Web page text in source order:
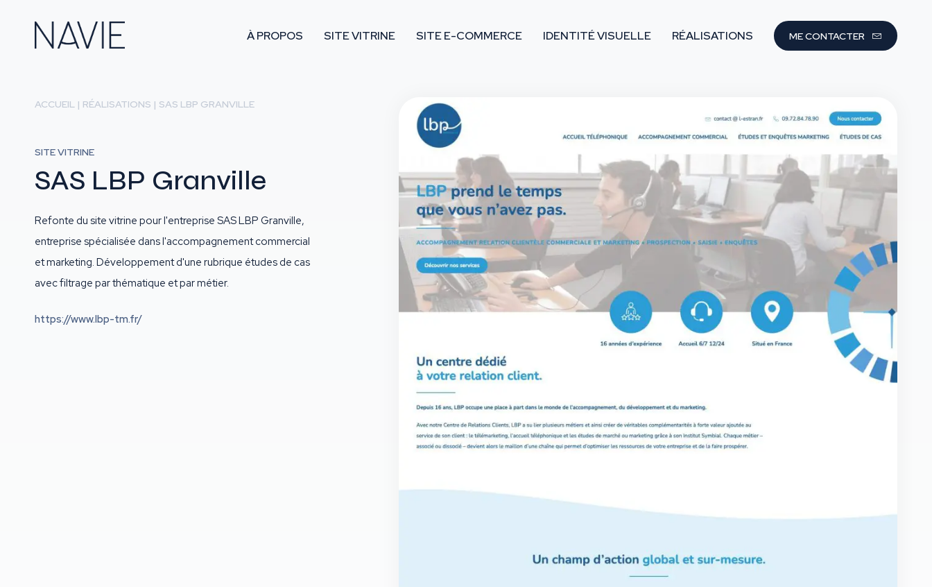
À PROPOS SITE VITRINE SITE E-COMMERCE IDENTITÉ VISUELLE RÉALISATIONS ME CONTACTER
ACCUEIL | RÉALISATIONS | SAS LBP GRANVILLE
SITE VITRINE
SAS LBP Granville
Refonte du site vitrine pour l'entreprise SAS LBP Granville,
entreprise spécialisée dans l'accompagnement commercial
et marketing. Développement d'une rubrique études de cas
avec filtrage par thématique et par métier.
https://www.lbp-tm.fr/